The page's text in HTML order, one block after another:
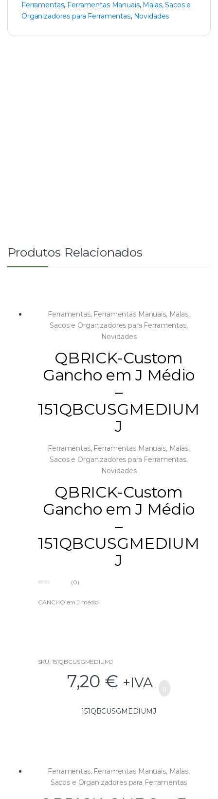
Ferramentas, Ferramentas Manuais, Malas, Sacos e
Organizadores para Ferramentas, Novidades
Produtos Relacionados
Ferramentas, Ferramentas Manuais, Malas,
Sacos e Organizadores para Ferramentas,
Novidades
QBRICK-Custom
Gancho em J Médio
–
151QBCUSGMEDIUM
J
Ferramentas, Ferramentas Manuais, Malas,
Sacos e Organizadores para Ferramentas,
Novidades
QBRICK-Custom
Gancho em J Médio
–
151QBCUSGMEDIUM
J
u
(0)
GANCHO em J médio
SKU: 151QBCUSGMEDIUMJ
7,20 € +IVA
151QBCUSGMEDIUMJ
Ferramentas, Ferramentas Manuais, Malas,
Sacos e Organizadores para Ferramentas